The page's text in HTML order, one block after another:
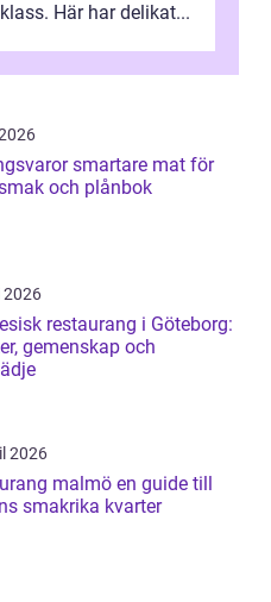
Här har delikat...
smartare mat för
och plånbok
2026
restaurang i Göteborg:
gemenskap och
2026
malmö en guide till
smakrika kvarter